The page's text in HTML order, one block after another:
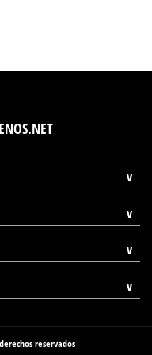
reservados